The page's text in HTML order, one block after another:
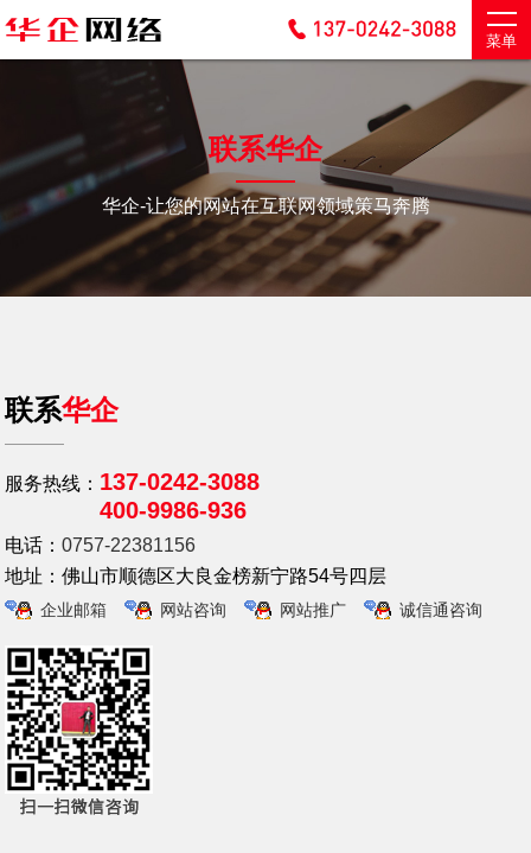
菜单
联系华企
华企-让您的网站在互联网领域策马奔腾
联系华企
服务热线： 137-0242-3088
400-9986-936
电话：0757-22381156
地址：佛山市顺德区大良金榜新宁路54号四层
企业邮箱 网站咨询 网站推广 诚信通咨询